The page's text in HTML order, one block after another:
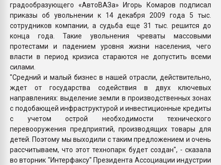
градообразующего «АвтоВАЗа» Игорь Комаров подписал
приказы об увольнении к 14 декабря 2009 года 5 тыс.
сотрудников компании, а судьба еще 31 тыс. решится до
конца года. Такие увольнения чреваты массовыми
протестами и падением уровня жизни населения, чего
власти в период кризиса стараются не допустить всеми
силами.
"Средний и малый бизнес в нашей отрасли, действительно,
ждет от государства содействия в двух ключевых
направлениях: выделение земли в производственных зонах
с подобающей инфраструктурой и инвестиционные кредиты
с учетом острой необходимости технического
перевооружения предприятий, производящих товары для
детей. Поэтому мы выходили с таким предложением и очень
рассчитываем, что этот технопарк будет создан", - сказала
во вторник "Интерфаксу" Президента Ассоциации индустрии